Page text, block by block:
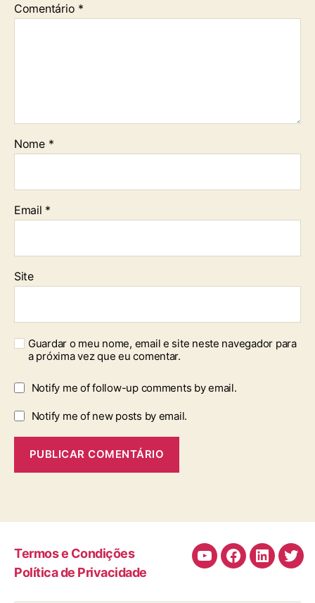
Comentário *
Nome *
Email *
Site
Guardar o meu nome, email e site neste navegador para
a próxima vez que eu comentar.
Notify me of follow-up comments by email.
Notify me of new posts by email.
Termos e Condições
Política de Privacidade
CanalFacebook
LinkedIn